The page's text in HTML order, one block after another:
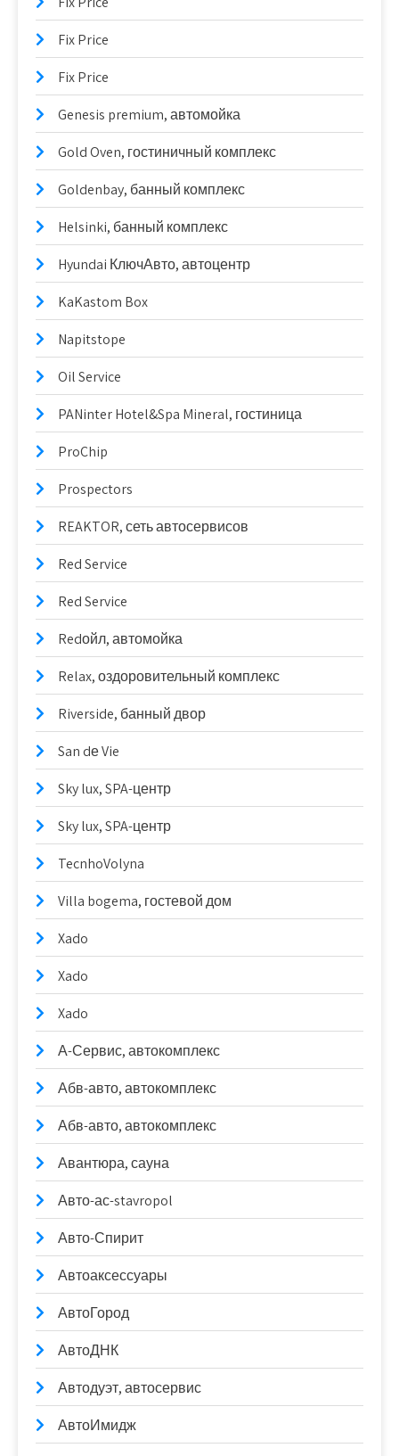
Fix Price
Fix Price
Genesis premium, автомойка
Gold Oven, гостиничный комплекс
Goldenbay, банный комплекс
Helsinki, банный комплекс
Hyundai КлючАвто, автоцентр
KaKastom Box
Napitstope
Oil Service
PANinter Hotel&Spa Mineral, гостиница
ProChip
Prospectors
REAKTOR, сеть автосервисов
Red Service
Red Service
Redойл, автомойка
Relax, оздоровительный комплекс
Riverside, банный двор
San dе Vie
Sky lux, SPA-центр
Sky lux, SPA-центр
TecnhoVolyna
Villa bogema, гостевой дом
Xado
Xado
Xado
А-Сервис, автокомплекс
Абв-авто, автокомплекс
Абв-авто, автокомплекс
Авантюра, сауна
Авто-ас-stavropol
Авто-Спирит
Автоаксессуары
АвтоГород
АвтоДНК
Автодуэт, автосервис
АвтоИмидж